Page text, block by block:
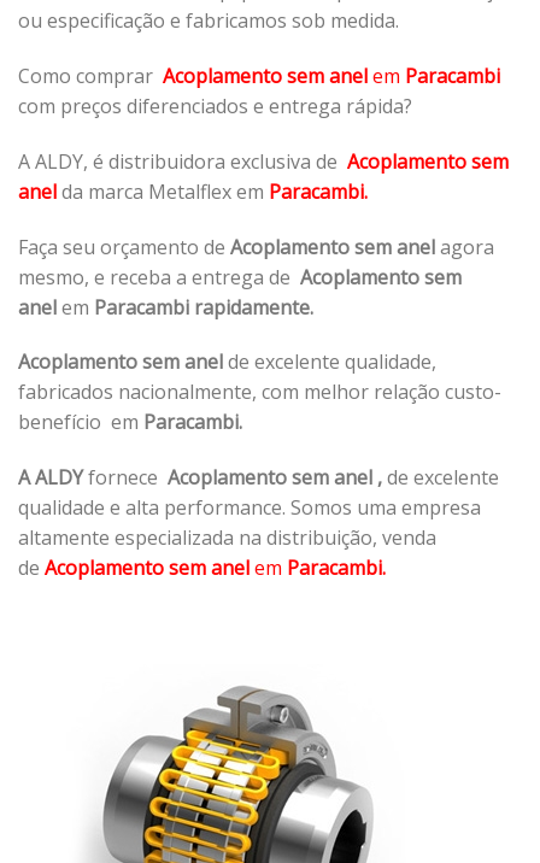
ou especificação e fabricamos sob medida.
Como comprar Acoplamento sem anelem Paracambi
com preços diferenciados e entrega rápida?
A ALDY, é distribuidora exclusiva de Acoplamento sem
anelda marca Metalflex em Paracambi.
Faça seu orçamento de Acoplamento sem anelagora
mesmo, e receba a entrega de Acoplamento sem
anelem Paracambi rapidamente.
Acoplamento sem anelde excelente qualidade,
fabricados nacionalmente, com melhor relação custo-
benefício em Paracambi.
A ALDYfornece Acoplamento sem anel ,de excelente
qualidade e alta performance. Somos uma empresa
altamente especializada na distribuição, venda
de Acoplamento sem anelem Paracambi.